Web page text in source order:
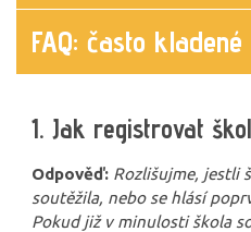
FAQ: často
1. Jak registrovat
Odpověď: Rozlišujme, jestli
soutěžila, nebo se hlásí
Pokud již v minulosti škola